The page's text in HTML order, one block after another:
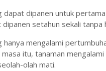
dapat dipanen untuk
setahun sekali tanpa
hanya mengalami
itu, tanaman
olah mati.